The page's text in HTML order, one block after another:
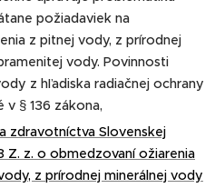
požiadaviek na
z pitnej vody, z prírodnej
vody. Povinnosti
z hľadiska radiačnej ochrany
v § 136 zákona,
zdravotníctva Slovenskej
Z. z. o obmedzovaní ožiarenia
z prírodnej minerálnej vody